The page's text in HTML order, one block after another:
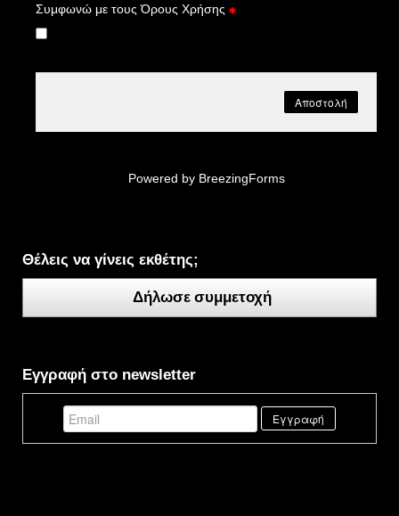
Συμφωνώ με τουςΌρους Χρήσης
Αποστολή
Powered by BreezingForms
Θέλεις να γίνεις εκθέτης;
Δήλωσε συμμετοχή
Εγγραφή στο newsletter